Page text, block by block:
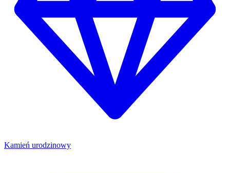
Kamień urodzinowy